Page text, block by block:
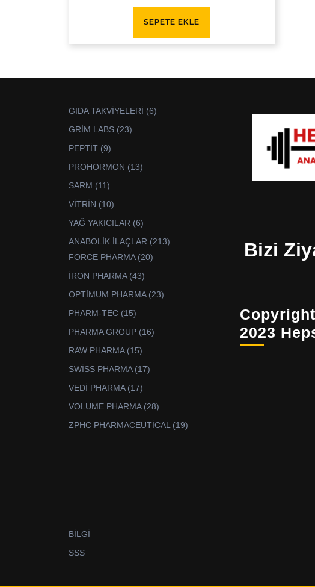
SEPETE EKLE
GIDA TAKVİYELERİ 66
GRİM LABS 2323
PEPTİT 99
PROHORMON 1313
SARM 1111
VİTRİN 1010
YAĞ YAKICILAR 66
ANABOLİK İLAÇLAR 213213
FORCE PHARMA 2020
İRON PHARMA 4343
OPTİMUM PHARMA 2323
PHARM-TEC 1515
PHARMA GROUP 1616
RAW PHARMA 1515
SWİSS PHARMA 1717
VEDİ PHARMA 1717
VOLUME PHARMA 2828
ZPHC PHARMACEUTİCAL 1919
BİLGİ
SSS
Bizi
2023